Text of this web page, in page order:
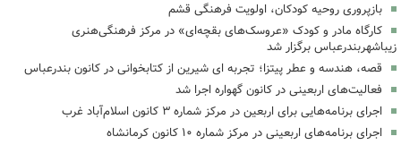
بازپروری روحیه کودکان، اولویت فرهنگی قشم
کارگاه مادر و کودک «عروسک‌های بقچه‌ای» در مرکز فرهنگی‌هنری
زیباشهربندرعباس برگزار شد
قصه، هندسه و عطر پیتزا؛ تجربه ای شیرین از کتابخوانی در کانون بندرعباس
فعالیت‌های اربعینی در کانون گهواره اجرا شد
اجرای برنامه‌هایی برای اربعین در مرکز شماره ۳ کانون اسلام‌آباد غرب
اجرای برنامه‌های اربعینی در مرکز شماره ۱۰ کانون کرمانشاه